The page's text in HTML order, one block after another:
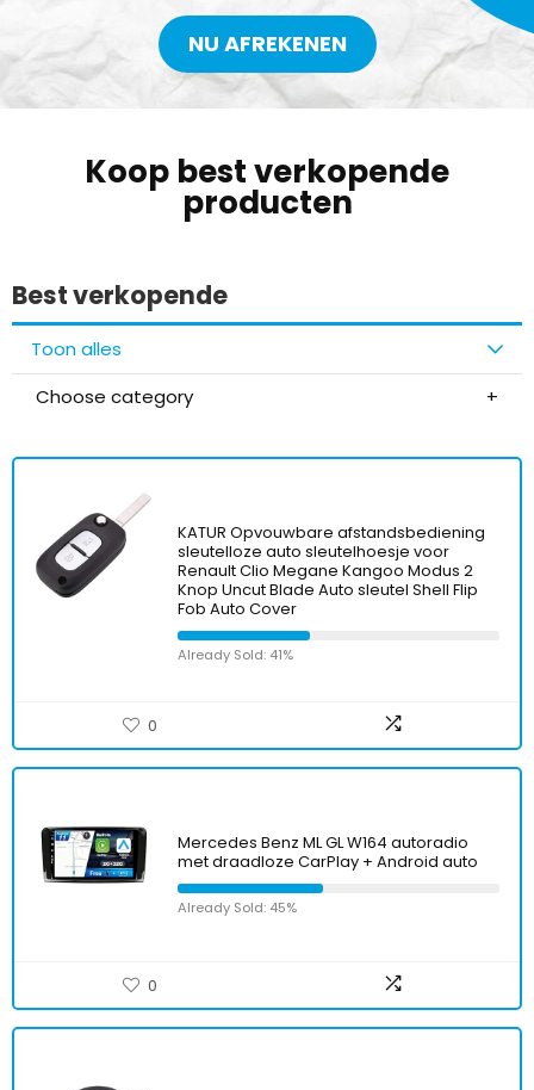
NU AFREKENEN
Koop best verkopende
producten
Best verkopende
Toon alles
Choose category
KATUR Opvouwbare afstandsbediening
sleutelloze auto sleutelhoesje voor
Renault Clio Megane Kangoo Modus 2
Knop Uncut Blade Auto sleutel Shell Flip
Fob Auto Cover
Already Sold: 41%
0
Mercedes Benz ML GL W164 autoradio
met draadloze CarPlay + Android auto
Already Sold: 45%
0